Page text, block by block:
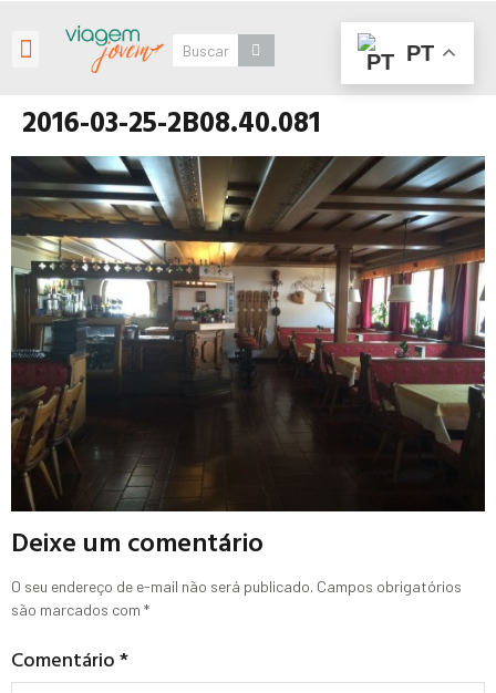
2016-03-25-2B08.40.081
Deixe um comentário
O seu endereço de e-mail não será publicado. Campos obrigatórios
são marcados com *
Comentário*
PT